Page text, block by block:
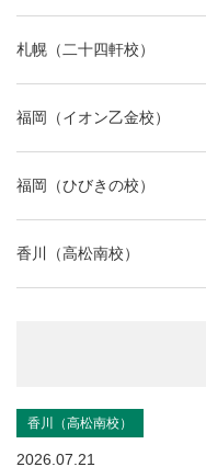
札幌（二十四軒校）
福岡（イオン乙金校）
福岡（ひびきの校）
香川（高松南校）
香川（高松南校）
2026.07.21